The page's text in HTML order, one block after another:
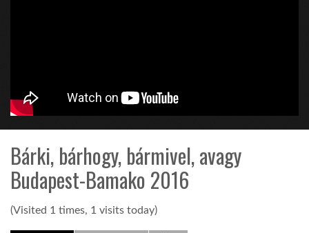
TROPICALMAGAZIN
GLOBOTV
Bárki, bárhogy, bármivel, avagy
Budapest-Bamako 2016
(Visited 1 times, 1 visits today)